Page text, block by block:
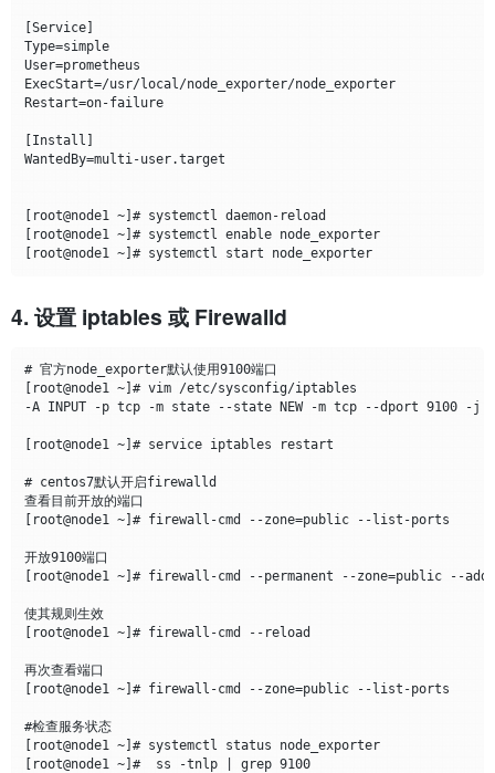
[Service]
Type=simple
User=prometheus
ExecStart=/usr/local/node_exporter/node_exporter
Restart=on-failure
[Install]
WantedBy=multi-user.target
[root@node1 ~]# systemctl daemon-reload
[root@node1 ~]# systemctl enable node_exporter
[root@node1 ~]# systemctl start node_exporter
4. 设置 iptables 或 Firewalld
# 官方node_exporter默认使用9100端口
[root@node1 ~]# vim /etc/sysconfig/iptables
-A INPUT -p tcp -m state --state NEW -m tcp --dport 9100 -j
[root@node1 ~]# service iptables restart
# centos7默认开启firewalld
查看目前开放的端口
[root@node1 ~]# firewall-cmd --zone=public --list-ports
开放9100端口
[root@node1 ~]# firewall-cmd --permanent --zone=public --add-
使其规则生效
[root@node1 ~]# firewall-cmd --reload
再次查看端口
[root@node1 ~]# firewall-cmd --zone=public --list-ports
#检查服务状态
[root@node1 ~]# systemctl status node_exporter
[root@node1 ~]#  ss -tnlp | grep 9100